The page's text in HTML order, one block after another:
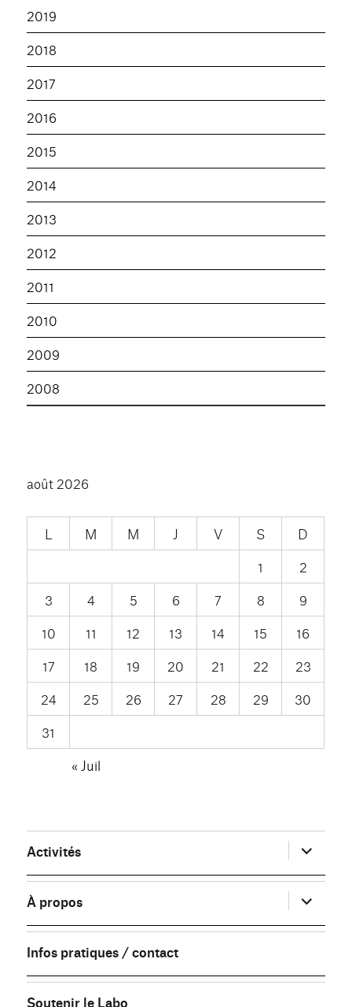
2019
2018
2017
2016
2015
2014
2013
2012
2011
2010
2009
2008
août 2026
L M M J V S
D
1
2
3
4 5 6 7 8
9
10
11 12 13 14 15
16
17
18 19 20 21 22
23
24
25 26 27 28 29
30
31
« Juil
Activités ouvrir
le
sous-
menu
À propos
ouvrir
le
sous-
menu
Infos pratiques / contact
Soutenir le Labo